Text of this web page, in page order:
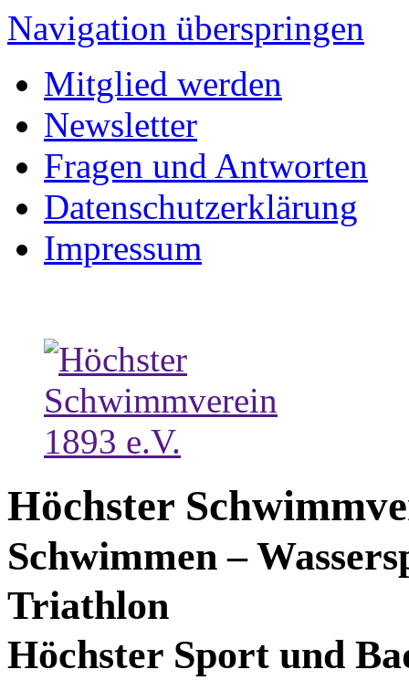
Navigation überspringen
Mitglied werden
Newsletter
Fragen und Antworten
Datenschutzerklärung
Impressum
Höchster
Schwimmen –
Triathlon
Höchster Sport und